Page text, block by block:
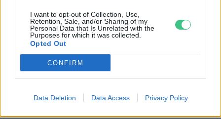
I want to opt-out of Collection, Use,
Retention, Sale, and/or Sharing of my
Personal Data that Is Unrelated with the
Purposes for which it was collected.
Opted Out
CONFIRM
Data Deletion Data Access Privacy Policy
„Mindegy már, hogy milyen
víz, csak víz legyen” |
Holnapután
55:58
A